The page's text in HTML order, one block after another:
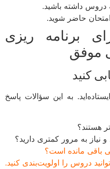
داشته باشید.
حاضر شوید.
ریزی
به این سؤالات پاسخ
به مرور کمتری دارید؟
مانده است؟
دروس را اولویت‌بندی کنید.